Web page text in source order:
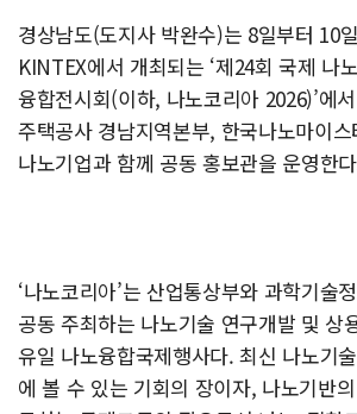
경상남도(도지사 박완수)는 8일부터 10
KINTEX에서 개최되는 ‘제24회 국제 나
융합전시회(이하, 나노코리아 2026)’에
주택공사 경남지역본부, 한국나노마이
나노기업과 함께 공동 홍보관을 운영한
‘나노코리아’는 산업통상부와 과학기술
공동 주최하는 나노기술 연구개발 및 상
유일 나노융합국제행사다. 최신 나노기
에 볼 수 있는 기회의 장이자, 나노기반